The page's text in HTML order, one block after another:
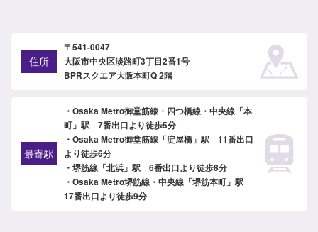
住所
〒541-0047
大阪市中央区淡路町3丁目2番1号
BPRスクエア大阪本町Q 2階
最寄駅
・Osaka Metro御堂筋線・四つ橋線・中央線「本
町」駅 7番出口より徒歩5分
・Osaka Metro御堂筋線「淀屋橋」駅 11番出口
より徒歩6分
・堺筋線「北浜」駅 6番出口より徒歩8分
・Osaka Metro堺筋線・中央線「堺筋本町」駅
17番出口より徒歩9分